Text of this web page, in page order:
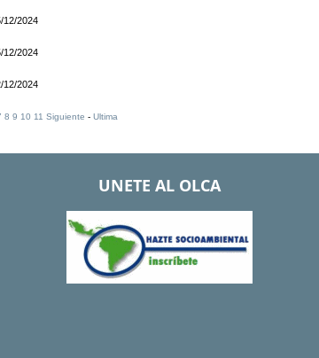
12/2024
12/2024
12/2024
8 9 10 11 Siguiente - Ultima
UNETE AL OLCA